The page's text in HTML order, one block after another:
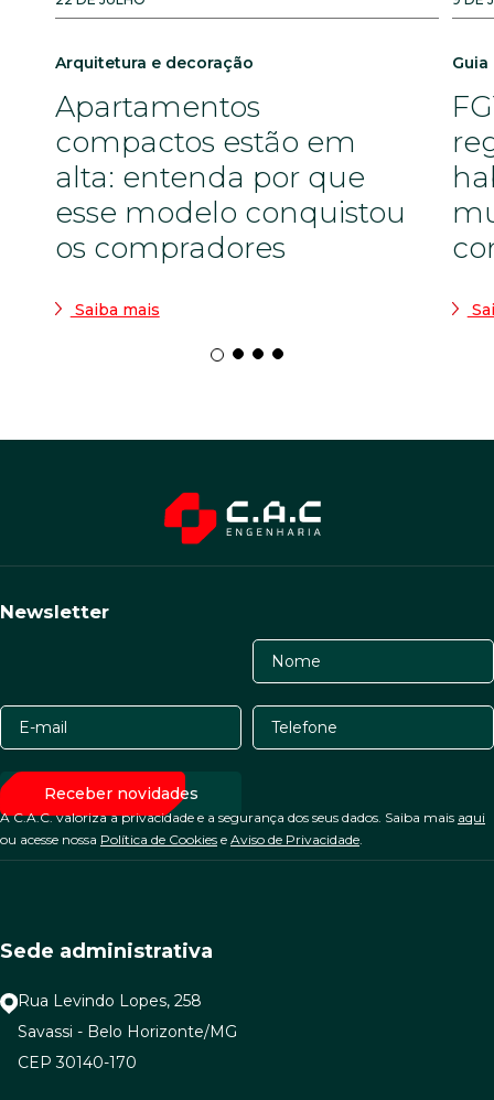
Arquitetura e decoração
Apartamentos
compactos estão em
alta: entenda por que
esse modelo conquistou
os compradores
Saiba mais
Newsletter
A C.A.C. valoriza a privacidade e a segurança dos seus dados. Saiba mais aqui
ou acesse nossa Política de Cookies e Aviso de Privacidade
Sede administrativa
Rua Levindo Lopes, 258
Savassi - Belo Horizonte/MG
CEP 30140-170